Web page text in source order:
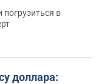
в
доллара: